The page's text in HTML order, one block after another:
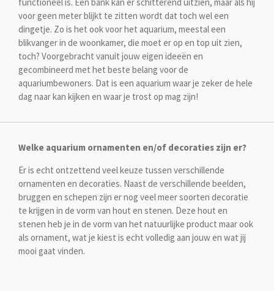
voor geen meter blijkt te zitten wordt dat toch wel een
dingetje. Zo is het ook voor het aquarium, meestal een
blikvanger in de woonkamer, die moet er op en top uit zien,
toch? Voorgebracht vanuit jouw eigen ideeën en
gecombineerd met het beste belang voor de
aquariumbewoners. Dat is een aquarium waar je zeker de hele
dag naar kan kijken en waar je trost op mag zijn!
Welke aquarium ornamenten en/of decoraties zijn er?
Er is echt ontzettend veel keuze tussen verschillende
ornamenten en decoraties. Naast de verschillende beelden,
bruggen en schepen zijn er nog veel meer soorten decoratie
te krijgen in de vorm van hout en stenen. Deze hout en
stenen heb je in de vorm van het natuurlijke product maar ook
als ornament, wat je kiest is echt volledig aan jouw en wat jij
mooi gaat vinden.